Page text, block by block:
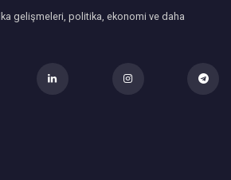
gelişmeleri, politika, ekonomi ve daha